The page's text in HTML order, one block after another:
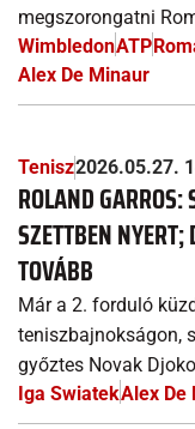
megszorongatni
WimbledonATP
Alex De Minaur
Tenisz2026.05.27.
ROLAND GARROS:
SZETTBEN
TOVÁBB
Már a 2. forduló
teniszbajnokságon,
győztes Novak
Iga SwiatekAlex De